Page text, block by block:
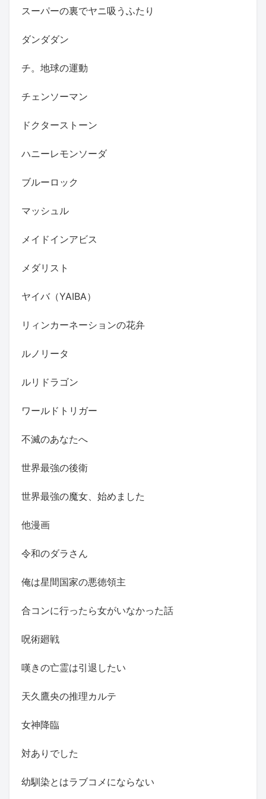
スーパーの裏でヤニ吸うふたり
ダンダダン
チ。地球の運動
チェンソーマン
ドクターストーン
ハニーレモンソーダ
ブルーロック
マッシュル
メイドインアビス
メダリスト
ヤイバ（YAIBA）
リィンカーネーションの花弁
ルノリータ
ルリドラゴン
ワールドトリガー
不滅のあなたへ
世界最強の後衛
世界最強の魔女、始めました
他漫画
令和のダラさん
俺は星間国家の悪徳領主
合コンに行ったら女がいなかった話
呪術廻戦
嘆きの亡霊は引退したい
天久鷹央の推理カルテ
女神降臨
対ありでした
幼馴染とはラブコメにならない